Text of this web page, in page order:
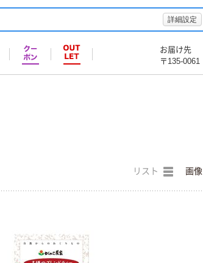
詳細設定
お届け先
〒135-0061
リスト 画像